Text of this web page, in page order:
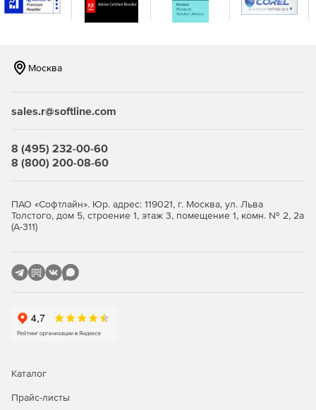
DataHub DDE Tunneller
может устанавливать
соединения DDE Advise с серверами DDE и
позволяет легко делиться данными с другими
данных между Modbus-устройствами,
расположенными в одном месте, и клиентами
DataHub Modbus OPC Server обеспечивает
надежную двустороннюю связь в реальном времени
DataHub OPC Logger
Oracle и многие другие. Можно использовать уже
имеющиеся таблицы либо создать новые, которые
производственные графики, наборы команд и
Москва
sales.r@softline.com
8 (495) 232-00-60
8 (800) 200-08-60
ПАО «Софтлайн». Юр. адрес: 119021, г. Москва, ул. Льва
Толстого, дом 5, строение 1, этаж 3, помещение 1, комн. № 2, 2а
(А-311)
Каталог
Прайс-листы